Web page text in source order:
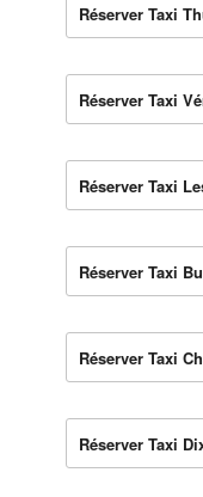
Réserver Taxi
Réserver Taxi
Réserver Taxi
Réserver Taxi
Réserver Taxi
Réserver Taxi